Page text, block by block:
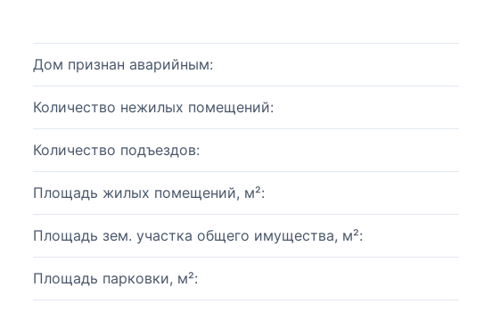
Дом признан аварийным:
Количество нежилых помещений:
Количество подъездов:
Площадь жилых помещений, м²:
Площадь зем. участка общего имущества, м²:
Площадь парковки, м²: